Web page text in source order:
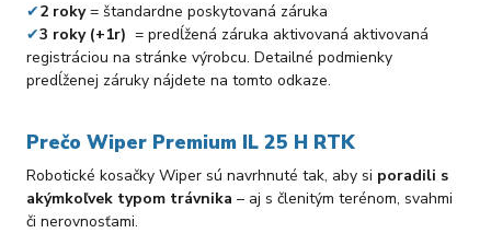
✔2 roky= štandardne poskytovaná záruka
✔3 roky (+1r) = predĺžená záruka aktivovaná aktivovaná
registráciou na stránke výrobcu. Detailné podmienky
predĺženej záruky nájdete na tomto odkaze.
Prečo Wiper Premium IL 25 H RTK
Robotické kosačky Wiper sú navrhnuté tak, aby si poradili s
akýmkoľvek typom trávnika – aj s členitým terénom, svahmi
či nerovnosťami.